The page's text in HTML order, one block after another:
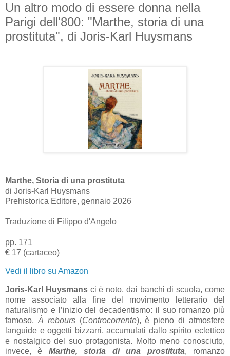
Un altro modo di essere donna nella
Parigi dell'800: "Marthe, storia di una
prostituta", di Joris-Karl Huysmans
Marthe, Storia di una prostituta
di Joris-Karl Huysmans
Prehistorica Editore, gennaio 2026
Traduzione di Filippo d'Angelo
pp. 171
€ 17 (cartaceo)
Vedi il libro su Amazon
Joris-Karl Huysmansci è noto, dai banchi di scuola, come
nome associato alla fine del movimento letterario del
naturalismo e l’inizio del decadentismo: il suo romanzo più
famoso, À rebours (Controcorrente), è pieno di atmosfere
languide e oggetti bizzarri, accumulati dallo spirito eclettico
e nostalgico del suo protagonista. Molto meno conosciuto,
invece, è Marthe, storia di una prostituta, romanzo